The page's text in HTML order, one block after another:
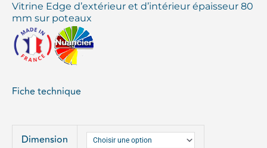
de
Vitrine Edge d’extérieur et d’intérieur épaisseur 80
mm sur poteaux
Fiche technique
Dimension
de